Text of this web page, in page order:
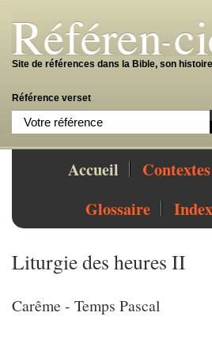
Site de références dans la Bible, son
Référence verset
Accueil Contextes
Glossaire
Index
Liturgie des heures II
Carême - Temps Pascal